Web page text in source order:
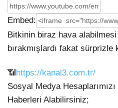
Embed:
Bitkinin biraz hava alabilmesi
bırakmışlardı fakat sürprizle
📶https://kanal3.com.tr/
Sosyal Medya
Haberleri Alabilirsiniz;